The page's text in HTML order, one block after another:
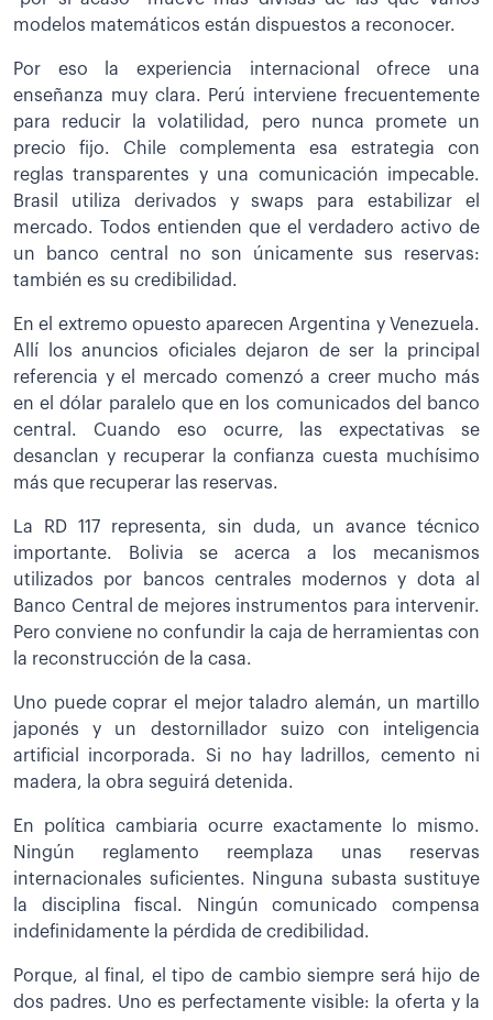
modelos matemáticos están dispuestos a reconocer.
Por eso la experiencia internacional ofrece una
enseñanza muy clara. Perú interviene frecuentemente
para reducir la volatilidad, pero nunca promete un
precio fijo. Chile complementa esa estrategia con
reglas transparentes y una comunicación impecable.
Brasil utiliza derivados y swaps para estabilizar el
mercado. Todos entienden que el verdadero activo de
un banco central no son únicamente sus reservas:
también es su credibilidad.
En el extremo opuesto aparecen Argentina y Venezuela.
Allí los anuncios oficiales dejaron de ser la principal
referencia y el mercado comenzó a creer mucho más
en el dólar paralelo que en los comunicados del banco
central. Cuando eso ocurre, las expectativas se
desanclan y recuperar la confianza cuesta muchísimo
más que recuperar las reservas.
La RD 117 representa, sin duda, un avance técnico
importante. Bolivia se acerca a los mecanismos
utilizados por bancos centrales modernos y dota al
Banco Central de mejores instrumentos para intervenir.
Pero conviene no confundir la caja de herramientas con
la reconstrucción de la casa.
Uno puede coprar el mejor taladro alemán, un martillo
japonés y un destornillador suizo con inteligencia
artificial incorporada. Si no hay ladrillos, cemento ni
madera, la obra seguirá detenida.
En política cambiaria ocurre exactamente lo mismo.
Ningún reglamento reemplaza unas reservas
internacionales suficientes. Ninguna subasta sustituye
la disciplina fiscal. Ningún comunicado compensa
indefinidamente la pérdida de credibilidad.
Porque, al final, el tipo de cambio siempre será hijo de
dos padres. Uno es perfectamente visible: la oferta y la